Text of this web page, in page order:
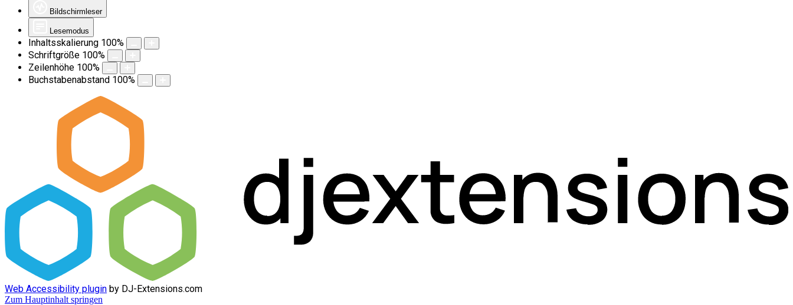
Bildschirmleser
Lesemodus
Inhaltsskalierung 100%
Schriftgröße 100%
Zeilenhöhe 100%
Buchstabenabstand 100%
Web Accessibility plugin by DJ-Extensions.com
Zum Hauptinhalt springen